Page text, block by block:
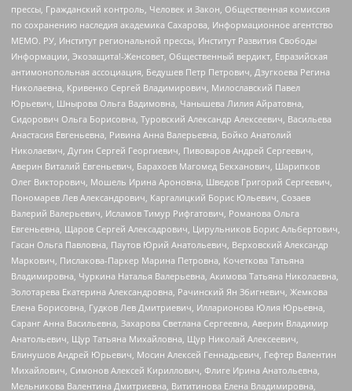
прессы, Гражданский контроль, Человек и Закон, Общественная комиссия
по сохранению наследия академика Сахарова, Информационное агентство
МЕМО. РУ, Институт региональной прессы, Институт Развития Свободы
Информации, Экозащита!-Женсовет, Общественный вердикт, Евразийская
антимонопольная ассоциация, Бедушев Петр Петрович, Дзугкоева Регина
Николаевна, Кривенко Сергей Владимирович, Милославский Павел
Юрьевич, Шнырова Ольга Вадимовна, Чанышева Лилия Айратовна,
Сидорович Ольга Борисовна, Туровский Александр Алексеевич, Васильева
Анастасия Евгеньевна, Ривина Анна Валерьевна, Бойко Анатолий
Николаевич, Дугин Сергей Георгиевич, Пивоваров Андрей Сергеевич,
Аверин Виталий Евгеньевич, Барахоев Магомед Бекханович, Шарипков
Олег Викторович, Мошель Ирина Ароновна, Шведов Григорий Сергеевич,
Пономарев Лев Александрович, Каргалицкий Борис Юльевич, Созаев
Валерий Валерьевич, Исламов Тимур Рифгатович, Романова Ольга
Евгеньевна, Щаров Сергей Алексадрович, Цирульников Борис Альбертович,
Гасан Ольга Павловна, Паутов Юрий Анатольевич, Верховский Александр
Маркович, Пислакова-Паркер Марина Петровна, Кочеткова Татьяна
Владимировна, Чуркина Наталья Валерьевна, Акимова Татьяна Николаевна,
Золотарева Екатерина Александровна, Рачинский Ян Збигневич, Жемкова
Елена Борисовна, Гудков Лев Дмитриевич, Илларионова Юлия Юрьевна,
Саранг Анна Васильевна, Захарова Светлана Сергеевна, Аверин Владимир
Анатольевич, Щур Татьяна Михайловна, Щур Николай Алексеевич,
Блинушов Андрей Юрьевич, Мосин Алексей Геннадьевич, Гефтер Валентин
Михайлович, Симонов Алексей Кириллович, Флиге Ирина Анатольевна,
Мельникова Валентина Дмитриевна, Вититинова Елена Владимировна,